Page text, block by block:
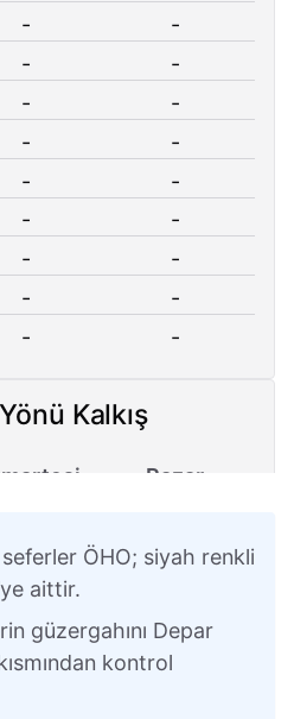
-
-
-
-
-
-
-
-
-
-
-
-
-
-
-
-
- -
Kalkış
Pazar
- -
seferler ÖHO; siyah renkli
aittir.
güzergahını Depar
kontrol